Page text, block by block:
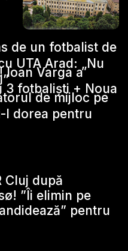
de un fotbalist de
UTA Arad: „Nu
Ioan Varga a
fotbaliști + Noua
de mijloc pe
l dorea pentru
Cluj după
”Îi elimin pe
pentru